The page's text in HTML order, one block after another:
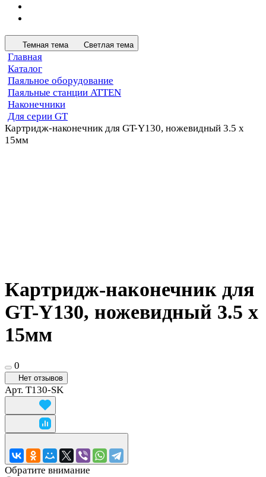
Темная тема Светлая тема
Главная
Каталог
Паяльное оборудование
Паяльные станции ATTEN
Наконечники
Для серии GT
Картридж-наконечник для GT-Y130, ножевидный 3.5 х
15мм
Картридж-наконечник для
GT-Y130, ножевидный 3.5 х
15мм
0
Нет отзывов
Арт. T130-SK
Обратите внимание